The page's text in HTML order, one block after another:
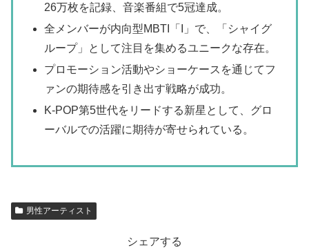
26万枚を記録、音楽番組で5冠達成。
全メンバーが内向型MBTI「I」で、「シャイグ
ループ」として注目を集めるユニークな存在。
プロモーション活動やショーケースを通じてフ
ァンの期待感を引き出す戦略が成功。
K-POP第5世代をリードする新星として、グロ
ーバルでの活躍に期待が寄せられている。
男性アーティスト
シェアする